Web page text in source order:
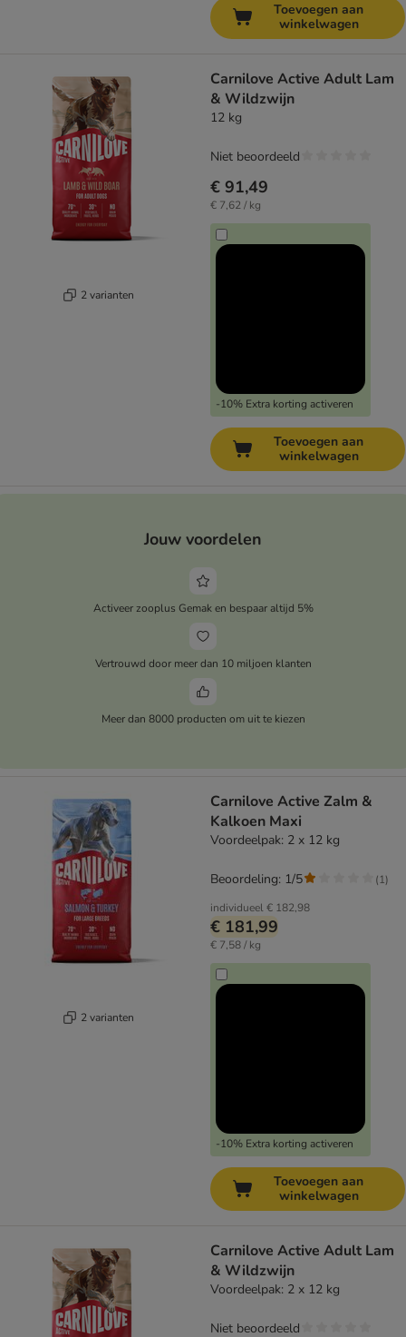
Toevoegen aan
winkelwagen
2 varianten
Carnilove Active Adult Lam
& Wildzwijn
12 kg
€ 91,49
€ 7,62 / kg
-10% Extra korting activeren
Niet beoordeeld
Toevoegen aan
winkelwagen
Jouw voordelen
Activeer zooplus Gemak en bespaar altijd 5%
Vertrouwd door meer dan 10 miljoen klanten
Meer dan 8000 producten om uit te kiezen
2 varianten
Carnilove Active Zalm &
Kalkoen Maxi
Voordeelpak: 2 x 12 kg
individueel€ 182,98
€ 181,99
€ 7,58 / kg
-10% Extra korting activeren
Beoordeling: 1/5 (1)
Toevoegen aan
winkelwagen
Carnilove Active Adult Lam
& Wildzwijn
Voordeelpak: 2 x 12 kg
Niet beoordeeld